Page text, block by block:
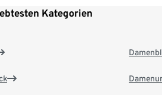
Kategorien